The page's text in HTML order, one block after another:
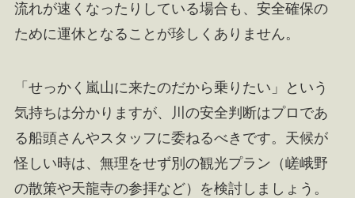
流れが速くなったりしている場合も、安全確保の
ために運休となることが珍しくありません。
「せっかく嵐山に来たのだから乗りたい」という
気持ちは分かりますが、川の安全判断はプロであ
る船頭さんやスタッフに委ねるべきです。天候が
怪しい時は、無理をせず別の観光プラン（嵯峨野
の散策や天龍寺の参拝など）を検討しましょう。